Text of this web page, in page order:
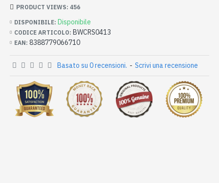
DISPONIBILE: Disponibile
CODICE ARTICOLO: BWCRS0413
EAN: 8388779066710
PRODUCT VIEWS: 456
Basato su 0 recensioni. - Scrivi una recensione